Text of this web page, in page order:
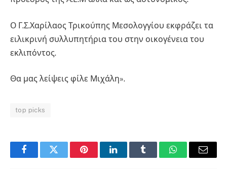
Ο Γ.Σ.Χαρίλαος Τρικούπης Μεσολογγίου εκφράζει τα
ειλικρινή συλλυπητήρια του στην οικογένεια του
εκλιπόντος.
Θα μας λείψεις φίλε Μιχάλη».
top picks
FacebookTwitter PinterestLinkedInTumblr WhatsAppEmail